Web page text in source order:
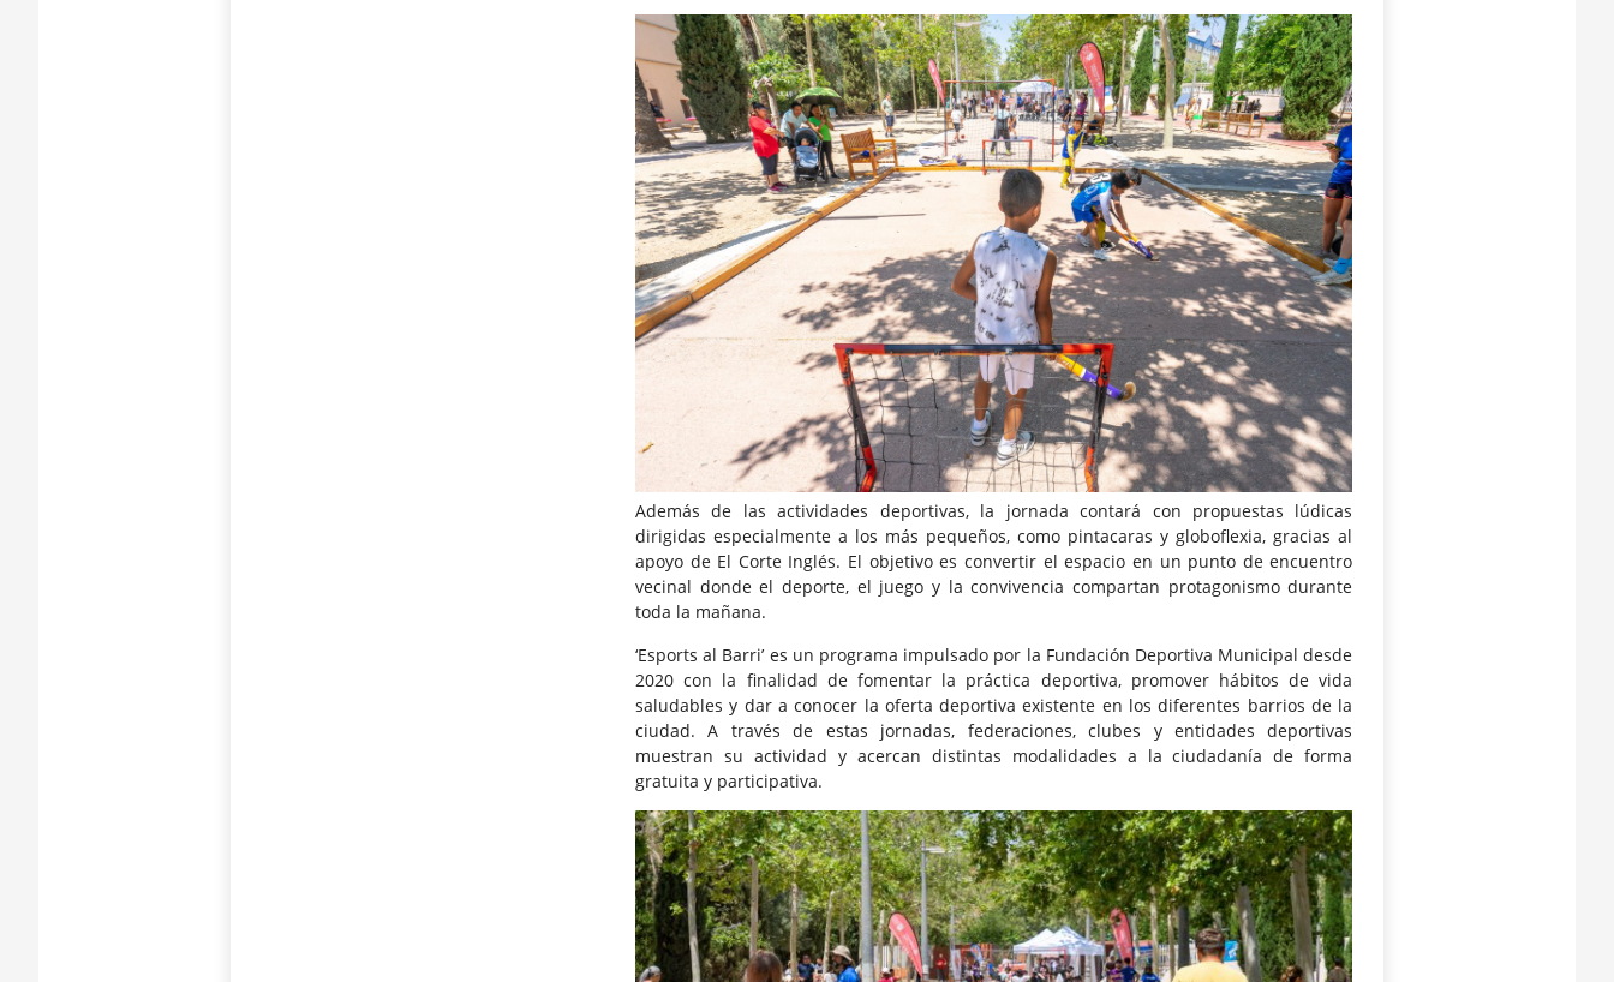
Además de las actividades deportivas, la jornada contará con propuestas lúdicas
dirigidas especialmente a los más pequeños, como pintacaras y globoflexia, gracias al
apoyo de El Corte Inglés. El objetivo es convertir el espacio en un punto de encuentro
vecinal donde el deporte, el juego y la convivencia compartan protagonismo durante
toda la mañana.
‘Esports al Barri’ es un programa impulsado por la Fundación Deportiva Municipal desde
2020 con la finalidad de fomentar la práctica deportiva, promover hábitos de vida
saludables y dar a conocer la oferta deportiva existente en los diferentes barrios de la
ciudad. A través de estas jornadas, federaciones, clubes y entidades deportivas
muestran su actividad y acercan distintas modalidades a la ciudadanía de forma
gratuita y participativa.